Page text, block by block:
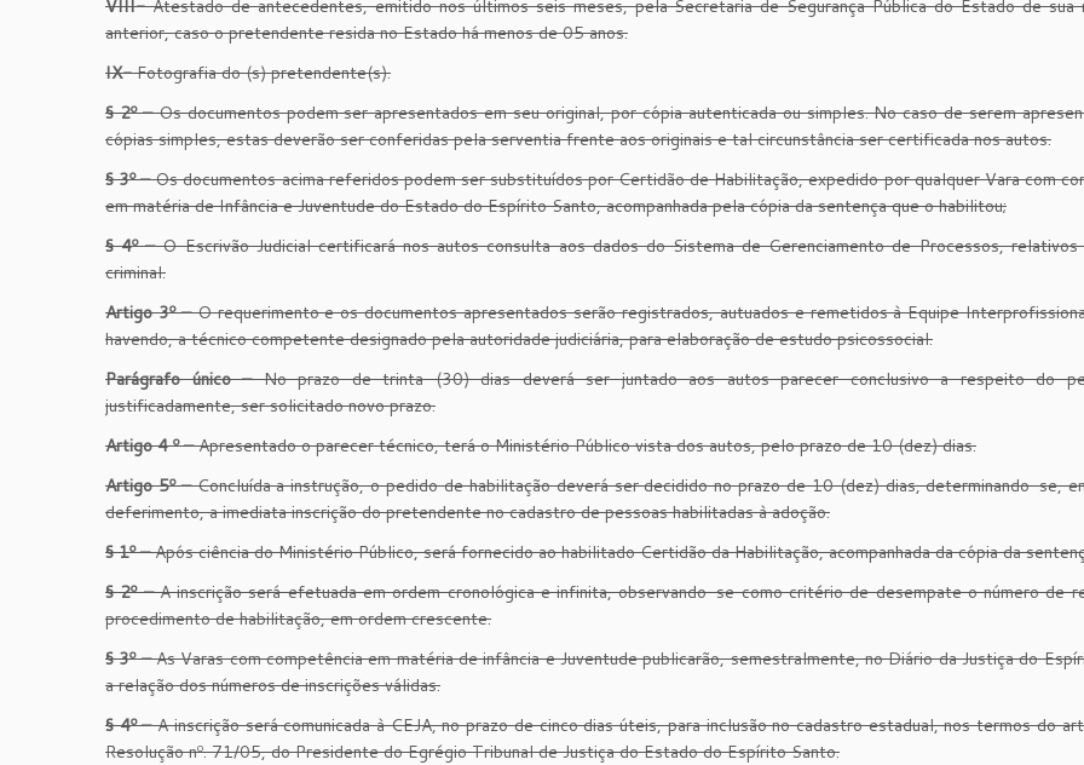
VIII-Atestado de antecedentes, emitido nos últimos seis meses, pela Secretaria de Segurança Pública do Estado de sua
anterior, caso o pretendente resida no Estado há menos de 05 anos.
IX-Fotografia do (s) pretendente(s).
§ 2º –Os documentos podem ser apresentados em seu original, por cópia autenticada ou simples. No caso de serem
cópias simples, estas deverão ser conferidas pela serventia frente aos originais e tal circunstância ser certificada nos autos.
§ 3º –Os documentos acima referidos podem ser substituídos por Certidão de Habilitação, expedido por qualquer Vara com
em matéria de Infância e Juventude do Estado do Espírito Santo, acompanhada pela cópia da sentença que o habilitou;
§ 4º –O Escrivão Judicial certificará nos autos consulta aos dados do Sistema de Gerenciamento de Processos, relativos
criminal.
Artigo 3º –O requerimento e os documentos apresentados serão registrados, autuados e remetidos à Equipe
havendo, a técnico competente designado pela autoridade judiciária, para elaboração de estudo psicossocial.
Parágrafo único –No prazo de trinta (30) dias deverá ser juntado aos autos parecer conclusivo a respeito do
justificadamente, ser solicitado novo prazo.
Artigo 4 º –Apresentado o parecer técnico, terá o Ministério Público vista dos autos, pelo prazo de 10 (dez) dias.
Artigo 5º –Concluída a instrução, o pedido de habilitação deverá ser decidido no prazo de 10 (dez) dias, determinando-se,
deferimento, a imediata inscrição do pretendente no cadastro de pessoas habilitadas à adoção.
§ 1º –Após ciência do Ministério Público, será fornecido ao habilitado Certidão da Habilitação, acompanhada da cópia da
§ 2º –A inscrição será efetuada em ordem cronológica e infinita, observando-se como critério de desempate o número de
procedimento de habilitação, em ordem crescente.
§ 3º –As Varas com competência em matéria de infância e Juventude publicarão, semestralmente, no Diário da Justiça do
a relação dos números de inscrições válidas.
§ 4º –A inscrição será comunicada à CEJA, no prazo de cinco dias úteis, para inclusão no cadastro estadual, nos termos do
Resolução nº. 71/05, do Presidente do Egrégio Tribunal de Justiça do Estado do Espírito Santo.